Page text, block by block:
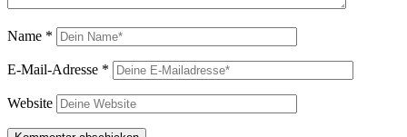
Name *
E-Mail-Adresse *
Website